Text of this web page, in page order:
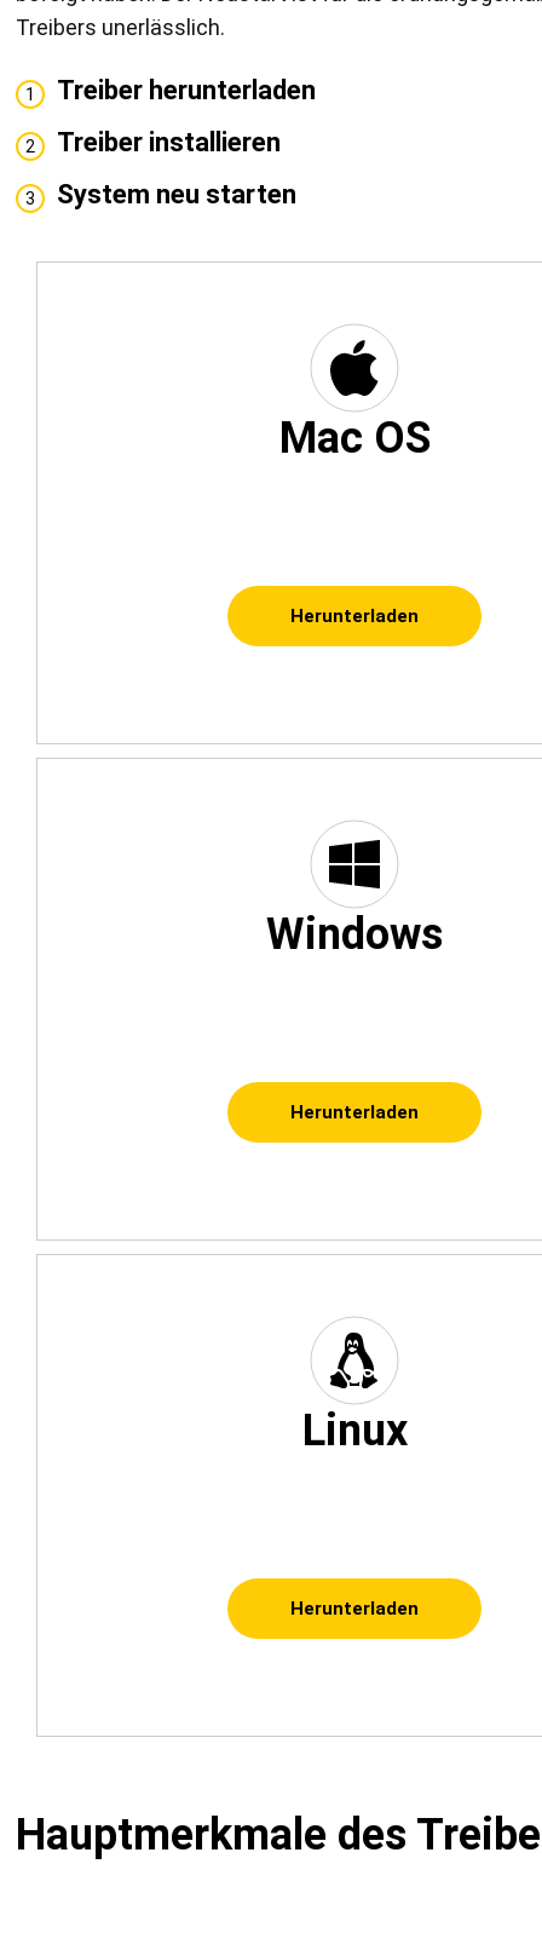
Treibers unerlässlich.
1 Treiber herunterladen
2 Treiber installieren
3 System neu starten
Mac OS
Herunterladen
Windows
Herunterladen
Linux
Herunterladen
Hauptmerkmale des